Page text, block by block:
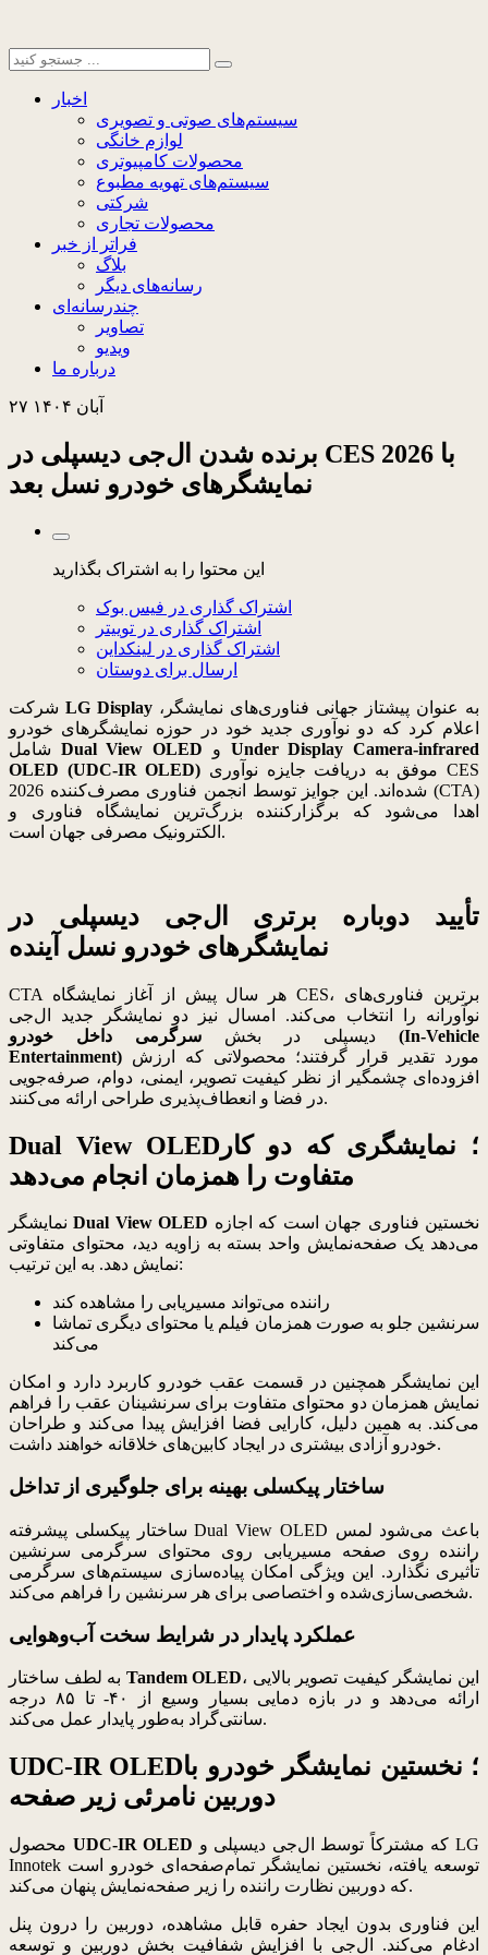
اخبار
سیستم‌های صوتی و تصویری
لوازم خانگی
محصولات کامپیوتری
سیستم‌های تهویه مطبوع
شرکتی
محصولات تجاری
فراتر از خبر
بلاگ
رسانه‌های دیگر
چندرسانه‌ای
تصاویر
ویدیو
درباره ما
۲۷ آبان ۱۴۰۴
برنده شدن ال‌جی دیسپلی در CES 2026 با
نمایشگرهای خودرو نسل بعد
این محتوا را به اشتراک بگذارید
اشتراک گذاری در فیس بوک
اشتراک گذاری در توییتر
اشتراک گذاری در لینکداین
ارسال برای دوستان
LG Display
اعلام کرد که دو نوآوری جدید خود در حوزه نمایشگرهای خودرو
Dual View OLED
Under Display Camera-infrared
OLED (UDC-IR OLED)
2026 شده‌اند. این جوایز توسط انجمن فناوری مصرف‌کننده (CTA)
اهدا می‌شود که برگزارکننده بزرگ‌ترین نمایشگاه فناوری و
الکترونیک مصرفی جهان است.
تأیید دوباره برتری ال‌جی دیسپلی در
نمایشگرهای خودرو نسل آینده
CTA هر سال پیش از آغاز نمایشگاه CES، برترین فناوری‌های
نوآورانه را انتخاب می‌کند. امسال نیز دو نمایشگر جدید ال‌جی
دیسپلی در بخش سرگرمی داخل خودرو (In-Vehicle
Entertainment)
افزوده‌ای چشمگیر از نظر کیفیت تصویر، ایمنی، دوام، صرفه‌جویی
در فضا و انعطاف‌پذیری طراحی ارائه می‌کنند.
Dual View OLED؛ نمایشگری که دو کار
متفاوت را همزمان انجام می‌دهد
نمایشگرDual View OLED
می‌دهد یک صفحه‌نمایش واحد بسته به زاویه دید، محتوای متفاوتی
نمایش دهد. به این ترتیب:
راننده می‌تواند مسیر‌یابی را مشاهده کند
سرنشین جلو به صورت همزمان فیلم یا محتوای دیگری تماشا
می‌کند
این نمایشگر همچنین در قسمت عقب خودرو کاربرد دارد و امکان
نمایش همزمان دو محتوای متفاوت برای سرنشینان عقب را فراهم
می‌کند. به همین دلیل، کارایی فضا افزایش پیدا می‌کند و طراحان
خودرو آزادی بیشتری در ایجاد کابین‌های خلاقانه خواهند داشت.
ساختار پیکسلی بهینه برای جلوگیری از تداخل
ساختار پیکسلی پیشرفته Dual View OLED باعث می‌شود لمس
راننده روی صفحه مسیر‌یابی روی محتوای سرگرمی سرنشین
تأثیری نگذارد. این ویژگی امکان پیاده‌سازی سیستم‌های سرگرمی
شخصی‌سازی‌شده و اختصاصی برای هر سرنشین را فراهم می‌کند.
عملکرد پایدار در شرایط سخت آب‌وهوایی
Tandem OLED، این نمایشگر کیفیت تصویر بالایی
ارائه می‌دهد و در بازه دمایی بسیار وسیع از ۴۰- تا ۸۵ درجه
سانتی‌گراد به‌طور پایدار عمل می‌کند.
UDC-IR OLED؛ نخستین نمایشگر خودرو با
دوربین نامرئی زیر صفحه
UDC-IR OLED
Innotek توسعه یافته، نخستین نمایشگر تمام‌صفحه‌ای خودرو است
که دوربین نظارت راننده را زیر صفحه‌نمایش پنهان می‌کند.
این فناوری بدون ایجاد حفره قابل مشاهده، دوربین را درون پنل
ادغام می‌کند. ال‌جی با افزایش شفافیت بخش دوربین و توسعه